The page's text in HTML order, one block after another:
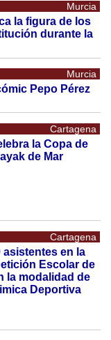
Murcia
la figura de los
durante la
Murcia
Pepo Pérez
Cartagena
la Copa de
de Mar
Cartagena
asistentes en la
Escolar de
la modalidad de
Deportiva